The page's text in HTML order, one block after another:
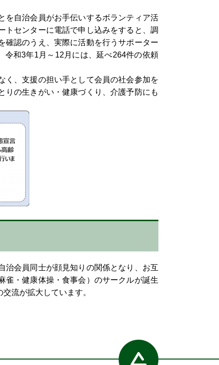
自治会員がお手伝いするボランティア活
トセンターに電話で申し込みをすると、調
確認のうえ、実際に活動を行うサポーター
令和3年1月～12月には、延べ264件の依頼
、支援の担い手として会員の社会参加を
りの生きがい・健康づくり、介護予防にも
会員同士が顔見知りの関係となり、お互
雀・健康体操・食事会）のサークルが誕生
流が拡大しています。